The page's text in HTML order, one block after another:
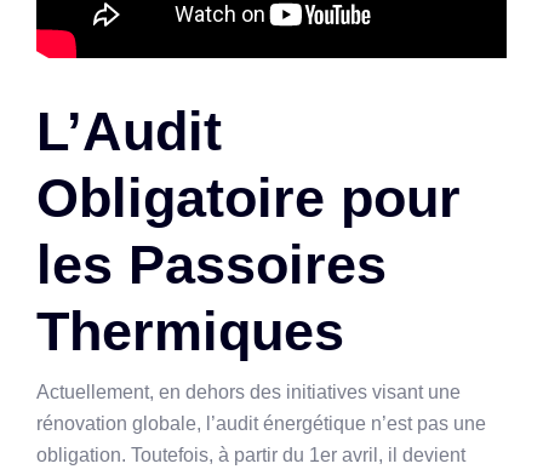
L’Audit
Obligatoire pour
les Passoires
Thermiques
Actuellement, en dehors des initiatives visant une
rénovation globale, l’audit énergétique n’est pas une
obligation. Toutefois, à partir du 1er avril, il devient